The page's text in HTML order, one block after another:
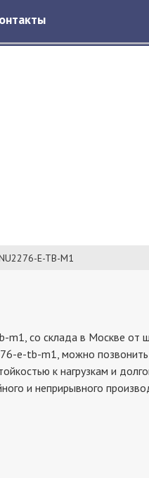
E-TB-M1
со склада в Москве от
e-tb-m1, можно
к нагрузкам и
и неприрывного